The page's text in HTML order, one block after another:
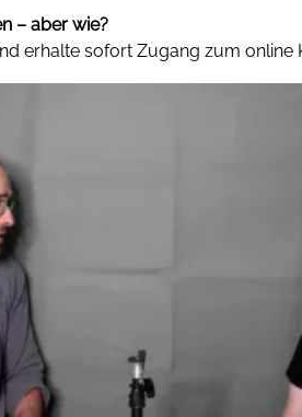
– aber wie?
erhalte sofort Zugang zum online